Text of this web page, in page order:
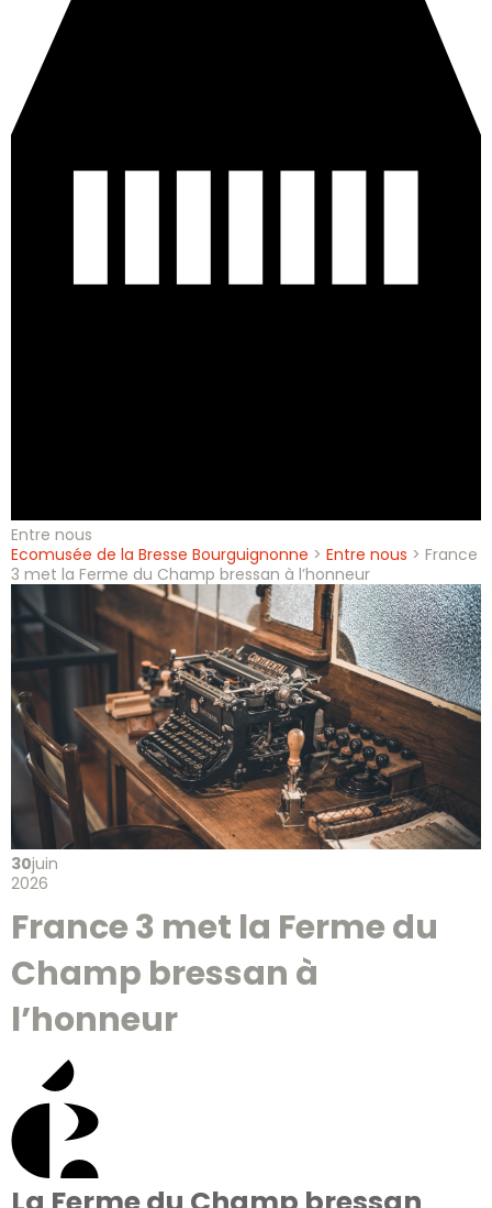
Entre nous
Ecomusée de la Bresse Bourguignonne > Entre nous > France
3 met la Ferme du Champ bressan à l’honneur
30juin
2026
France 3 met la Ferme du
Champ bressan à
l’honneur